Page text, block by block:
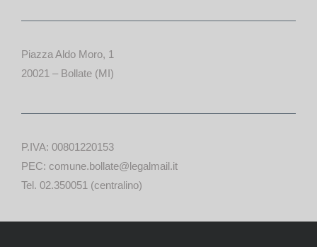
Piazza Aldo Moro, 1
20021 – Bollate (MI)
P.IVA: 00801220153
PEC: comune.bollate@legalmail.it
Tel. 02.350051 (centralino)